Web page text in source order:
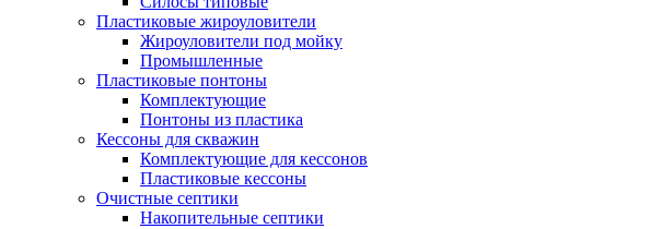
Пластиковые жироуловители
Жироуловители под мойку
Промышленные
Пластиковые понтоны
Комплектующие
Понтоны из пластика
Кессоны для скважин
Комплектующие для кессонов
Пластиковые кессоны
Очистные септики
Накопительные септики